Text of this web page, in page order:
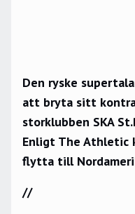
Den ryske
att bryta sitt
storklubben SKA
Enligt The Athletic
flytta till
//